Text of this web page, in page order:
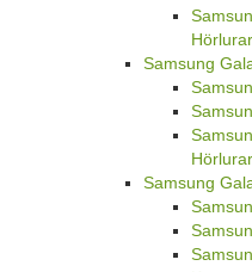
Hörlurar
Samsung
Hörlurar
Samsung